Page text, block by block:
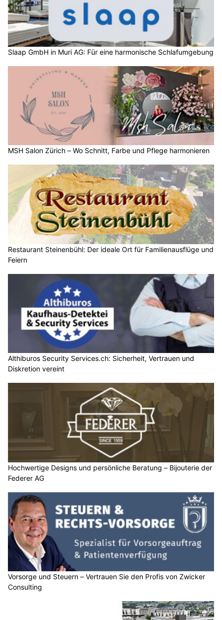
Slaap GmbH in Muri AG: Für eine harmonische Schlafumgebung
MSH Salon Zürich – Wo Schnitt, Farbe und Pflege harmonieren
Restaurant Steinenbühl: Der ideale Ort für Familienausflüge und
Feiern
Althiburos Security Services.ch: Sicherheit, Vertrauen und
Diskretion vereint
Hochwertige Designs und persönliche Beratung – Bijouterie der
Federer AG
Vorsorge und Steuern – Vertrauen Sie den Profis von Zwicker
Consulting